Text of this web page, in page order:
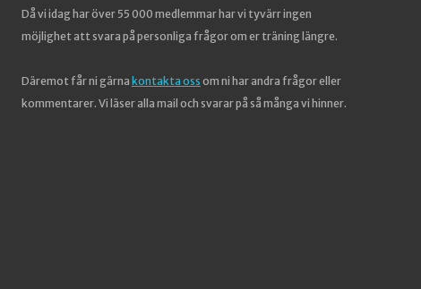
Då vi idag har över 55 000 medlemmar har vi tyvärr ingen
möjlighet att svara på personliga frågor om er träning längre.
Däremot får ni gärna kontakta oss om ni har andra frågor eller
kommentarer. Vi läser alla mail och svarar på så många vi hinner.